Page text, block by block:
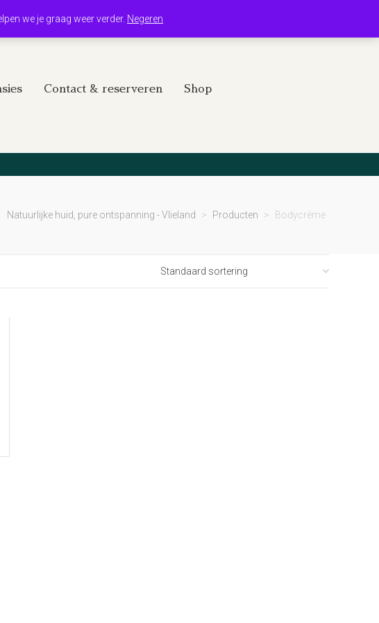
we je graag weer verder. Negeren
Contact & reserveren Shop
Natuurlijke huid, pure ontspanning - Vlieland > Producten > Bodycrème